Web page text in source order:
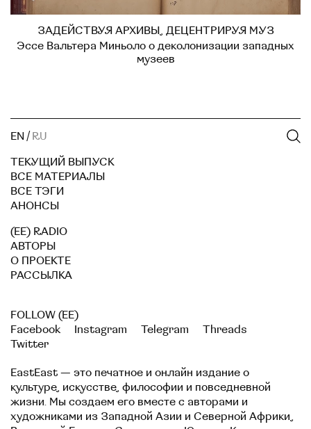
ЗАДЕЙСТВУЯ АРХИВЫ, ДЕЦЕНТРИРУЯ МУЗ
Эссе Вальтера Миньоло о деколонизации западных
музеев
EN / RU
ТЕКУЩИЙ ВЫПУСК
ВСЕ МАТЕРИАЛЫ
ВСЕ ТЭГИ
АНОНСЫ
(EE) RADIO
АВТОРЫ
О ПРОЕКТЕ
РАССЫЛКА
FOLLOW (EE)
Facebook
Instagram Telegram
Threads
Twitter
EastEast — это печатное и онлайн издание о
культуре, искусстве, философии и повседневной
жизни. Мы создаем его вместе с авторами и
художниками из Западной Азии и Северной Африки,